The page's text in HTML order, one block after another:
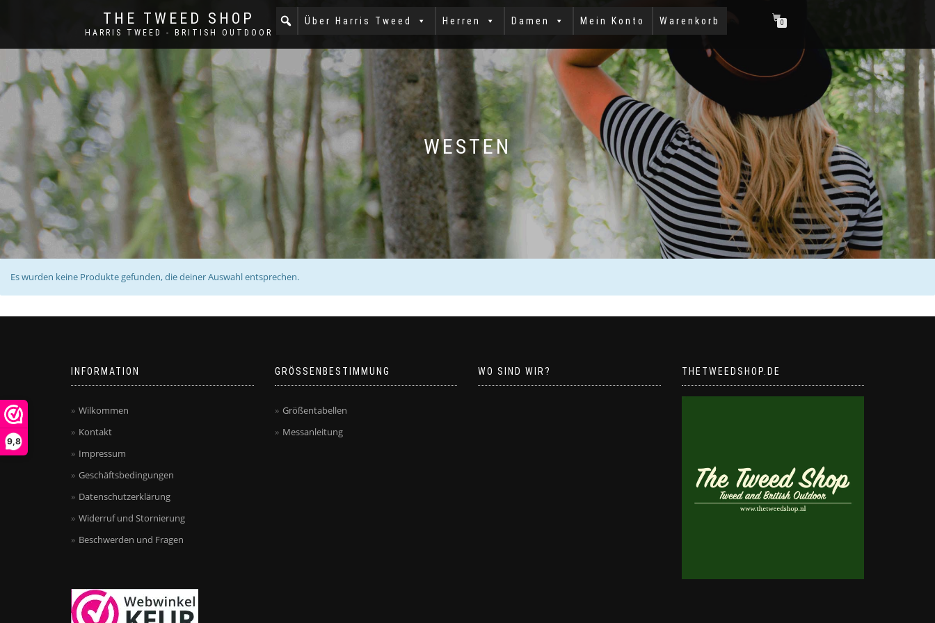
9,8
THE TWEED SHOP
HARRIS TWEED - BRITISH OUTDOOR
Über Harris Tweed Herren Damen Mein Konto Warenkorb 0
WESTEN
Es wurden keine Produkte gefunden, die deiner Auswahl entsprechen.
INFORMATION
Wilkommen
Kontakt
Impressum
Geschäftsbedingungen
Datenschutzerklärung
Widerruf und Stornierung
Beschwerden und Fragen
GRÖSSENBESTIMMUNG
Größentabellen
Messanleitung
WO SIND WIR? THETWEEDSHOP.DE